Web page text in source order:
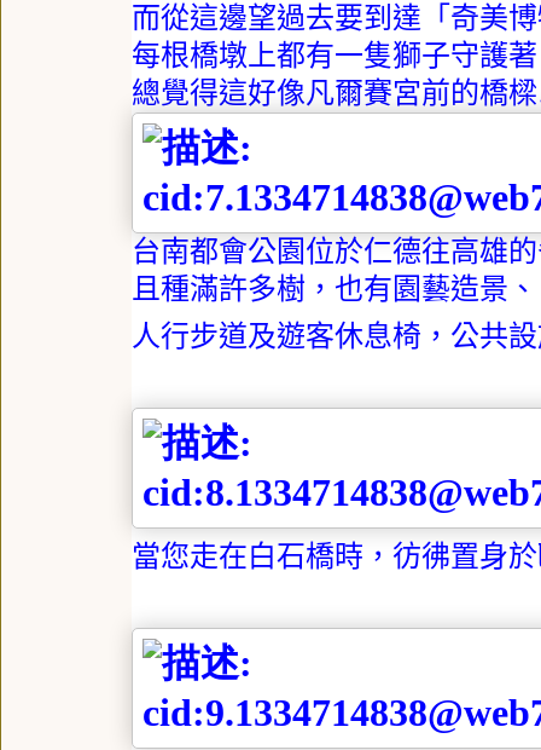
而從這邊望過去要到達「奇美
每根橋墩上都有一隻獅子守護
總覺得這好像凡爾賽宮前的橋
台南都會公園位於仁德往高雄
且種滿許多樹，也有園藝造景
人行步道及遊客休息椅，公共
當您走在白石橋時，彷彿置身